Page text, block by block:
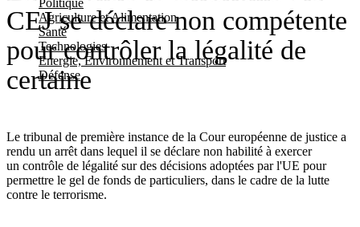
Agriculture et Alimentation
Santé
Technologies
Energie, Environnement et Transport
Défense
CEJ se déclare non compétente
pour contrôler la légalité de
certaine
Le tribunal de première instance de la Cour européenne de justice a
rendu un arrêt dans lequel il se déclare non habilité à exercer
un contrôle de légalité sur des décisions adoptées par l'UE pour
permettre le gel de fonds de particuliers, dans le cadre de la lutte
contre le terrorisme.